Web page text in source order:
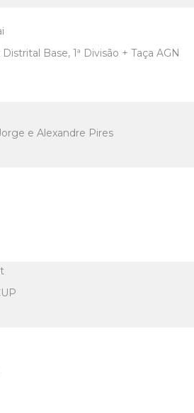
Base, 1ª Divisão + Taça AGN
e Alexandre Pires